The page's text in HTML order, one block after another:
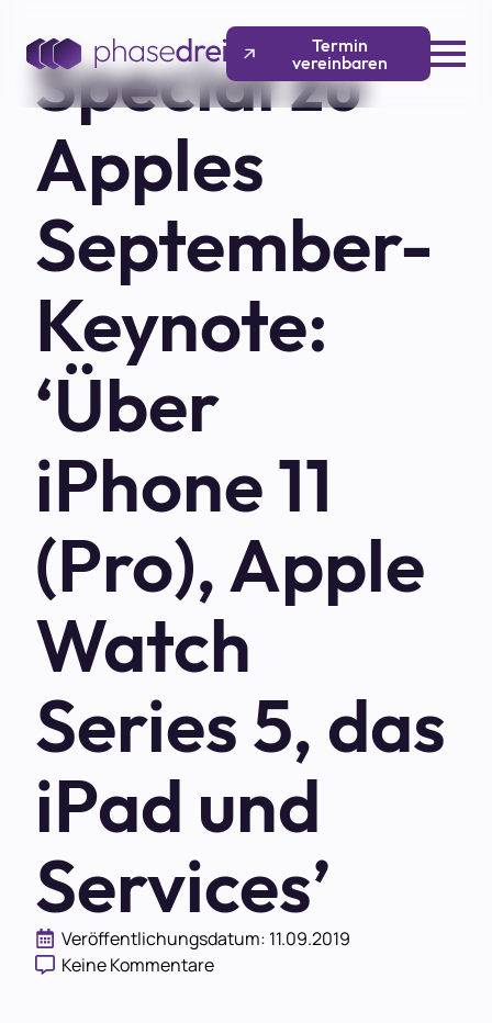
Termin
vereinbaren
Special zu
Apples
September-
Keynote:
‘Über
iPhone 11
(Pro), Apple
Watch
Series 5, das
iPad und
Services’
Veröffentlichungsdatum: 11.09.2019
Keine Kommentare